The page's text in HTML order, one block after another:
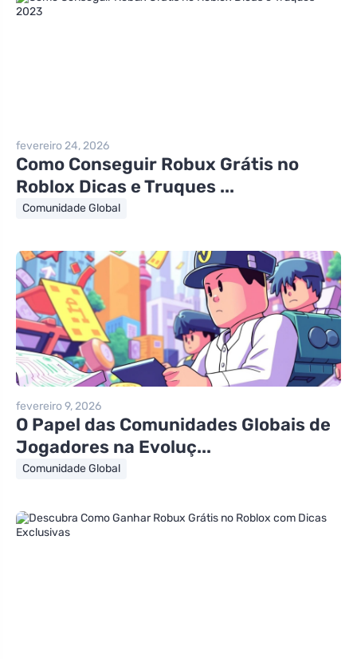
fevereiro 24, 2026
Como Conseguir Robux Grátis no
Roblox Dicas e Truques ...
Comunidade Global
fevereiro 9, 2026
O Papel das Comunidades Globais de
Jogadores na Evoluç...
Comunidade Global